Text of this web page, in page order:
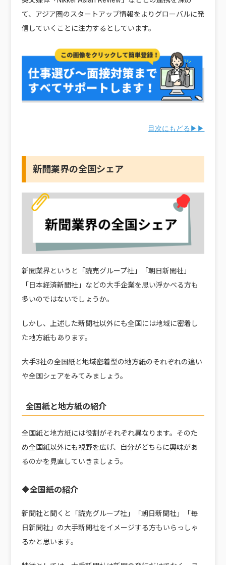
て、アジア圏のスタートアップ情報をよりグローバルに発
信していくことに注力するとしています。
目次にもどる▶▶
新聞業界の全国シェア
新聞業界というと「読売グループ社」「朝日新聞社」
「日本経済新聞社」などの大手企業を思い浮かべる方も
多いのではないでしょうか。
しかし、上述した新聞社以外にも全国には地域に密着し
た地方紙もあります。
大手3社の全国紙と地域密着型の地方紙のそれぞれの違い
や全国シェアをみてみましょう。
全国紙と地方紙の紹介
全国紙と地方紙には役割がそれぞれ異なります。そのた
め全国紙以外にも視野を広げ、自分がどちらに興味があ
るのかを見直していきましょう。
🔶全国紙の紹介
新聞社と聞くと「読売グループ社」「朝日新聞社」「毎
日新聞社」の大手新聞社をイメージする方もいらっしゃ
るかと思います。